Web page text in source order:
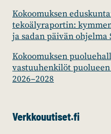
Kokoomuksen
tekoälyraportin:
ja sadan päivän ohjelma
Kokoomuksen
vastuuhenkilöt
2026–2028
Verkkouutiset.fi